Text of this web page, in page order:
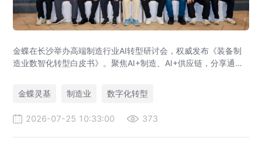
金蝶在长沙举办高端制造行业AI转型研讨会，权威发布《装备制
造业数智化转型白皮书》。聚焦AI+制造、AI+供应链，分享通威
金蝶灵基
制造业 数字化转型
2026-07-25 10:33:00 373